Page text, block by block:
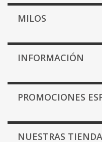
MILOS
INFORMACIÓN
PROMOCIONES
NUESTRAS